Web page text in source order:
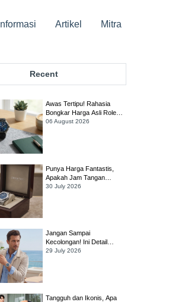
Informasi Artikel Mitra
Recent
Awas Tertipu! Rahasia
Bongkar Harga Asli Rolex
Sky-Dweller Biar Gak Rugi
06 August 2026
Punya Harga Fantastis,
Apakah Jam Tangan
Audemars Piguet Royal
30 July 2026
Jangan Sampai
Kecolongan! Ini Detail
Penting yang Harus Dicek
29 July 2026
Tangguh dan Ikonis, Apa